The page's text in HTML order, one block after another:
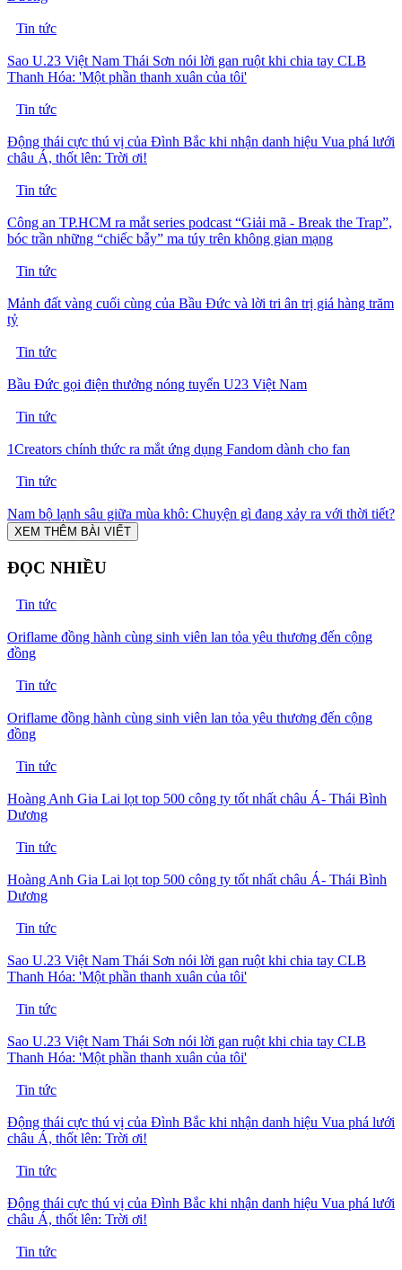
Tin tức
Sao U.23 Việt Nam Thái Sơn nói lời gan ruột khi chia tay CLB
Thanh Hóa: 'Một phần thanh xuân của tôi'
Tin tức
Động thái cực thú vị của Đình Bắc khi nhận danh hiệu Vua phá lưới
châu Á, thốt lên: Trời ơi!
Tin tức
Công an TP.HCM ra mắt series podcast “Giải mã - Break the Trap”,
bóc trần những “chiếc bẫy” ma túy trên không gian mạng
Tin tức
Mảnh đất vàng cuối cùng của Bầu Đức và lời tri ân trị giá hàng trăm
tỷ
Tin tức
Bầu Đức gọi điện thưởng nóng tuyển U23 Việt Nam
Tin tức
1Creators chính thức ra mắt ứng dụng Fandom dành cho fan
Tin tức
Nam bộ lạnh sâu giữa mùa khô: Chuyện gì đang xảy ra với thời tiết?
XEM THÊM BÀI VIẾT
ĐỌC NHIỀU
Tin tức
Oriflame đồng hành cùng sinh viên lan tỏa yêu thương đến cộng
đồng
Tin tức
Oriflame đồng hành cùng sinh viên lan tỏa yêu thương đến cộng
đồng
Tin tức
Hoàng Anh Gia Lai lọt top 500 công ty tốt nhất châu Á- Thái Bình
Dương
Tin tức
Hoàng Anh Gia Lai lọt top 500 công ty tốt nhất châu Á- Thái Bình
Dương
Tin tức
Sao U.23 Việt Nam Thái Sơn nói lời gan ruột khi chia tay CLB
Thanh Hóa: 'Một phần thanh xuân của tôi'
Tin tức
Sao U.23 Việt Nam Thái Sơn nói lời gan ruột khi chia tay CLB
Thanh Hóa: 'Một phần thanh xuân của tôi'
Tin tức
Động thái cực thú vị của Đình Bắc khi nhận danh hiệu Vua phá lưới
châu Á, thốt lên: Trời ơi!
Tin tức
Động thái cực thú vị của Đình Bắc khi nhận danh hiệu Vua phá lưới
châu Á, thốt lên: Trời ơi!
Tin tức